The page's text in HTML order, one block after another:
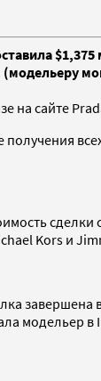
на сайте
получения
сделки
Kors и
модельер